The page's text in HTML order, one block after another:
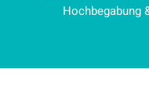
Hochbegabung